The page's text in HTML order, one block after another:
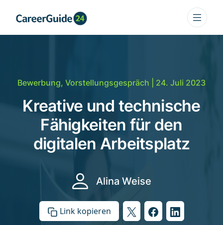
Bewerbung, Vorstellungsgespräch | 24. Juli 2023
Kreative und technische
Fähigkeiten für den
digitalen Arbeitsplatz
Alina Weise
Link kopieren